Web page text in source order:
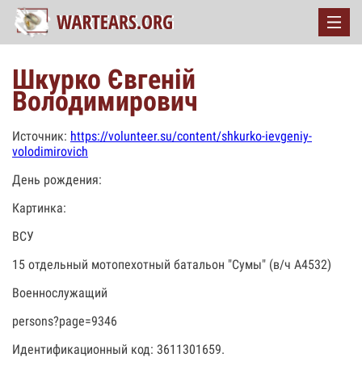
Шкурко Євгеній
Володимирович
Источник: https://volunteer.su/content/shkurko-ievgeniy-
volodimirovich
День рождения:
Картинка:
ВСУ
15 отдельный мотопехотный батальон "Сумы" (в/ч А4532)
Военнослужащий
persons?page=9346
Идентификационный код: 3611301659.